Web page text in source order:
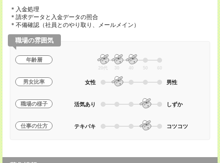
＊入金処理
＊請求データと入金データの照合
＊不備確認（社員とのやり取り、メールメイン）
職場の雰囲気
年齢層
20代 30 40 50 60
男女比率 女性 男性
職場の様子 活気あり しずか
仕事の仕方 テキパキ コツコツ